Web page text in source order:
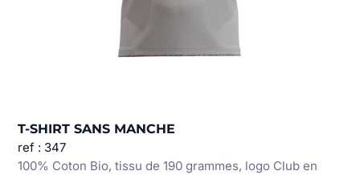
T-SHIRT SANS MANCHE
ref : 347
100% Coton Bio, tissu de 190 grammes, logo Club en